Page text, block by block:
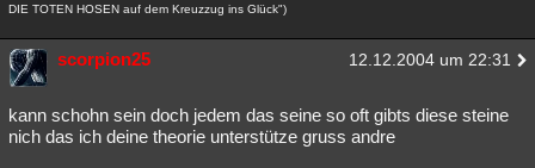
DIE TOTEN HOSEN auf dem Kreuzzug ins Glück")
scorpion25 12.12.2004 um 22:31
kann schohn sein doch jedem das seine so oft gibts diese steine
nich das ich deine theorie unterstütze gruss andre